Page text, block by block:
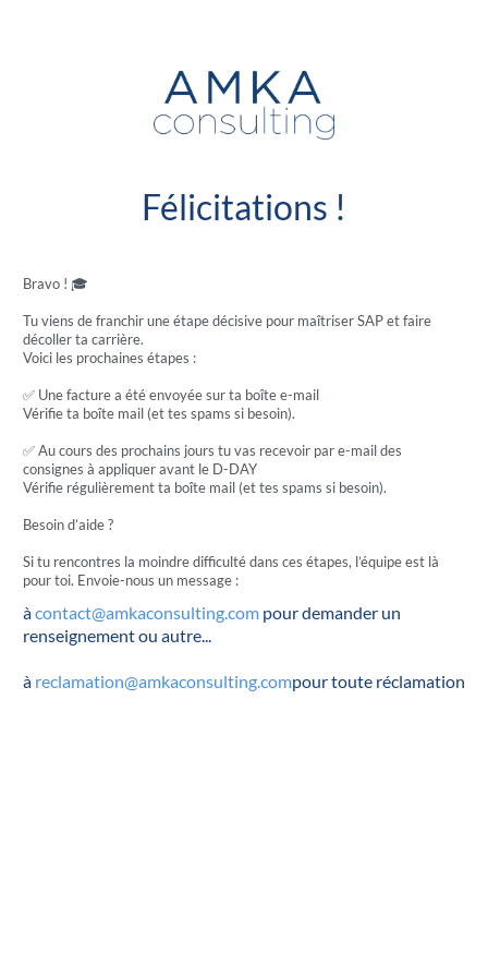
Félicitations !
Bravo ! 🎓
Tu viens de franchir une étape décisive pour maîtriser SAP et faire
décoller ta carrière.
Voici les prochaines étapes :
✅ Une facture a été envoyée sur ta boîte e-mail
Vérifie ta boîte mail (et tes spams si besoin).
✅ Au cours des prochains jours tu vas recevoir par e-mail des
consignes à appliquer avant le D-DAY
Vérifie régulièrement ta boîte mail (et tes spams si besoin).
Besoin d’aide ?
Si tu rencontres la moindre difficulté dans ces étapes, l’équipe est là
pour toi. Envoie-nous un message :
àcontact@amkaconsulting.com pour demander un
renseignement ou autre...
à reclamation@amkaconsulting.compour toute réclamation